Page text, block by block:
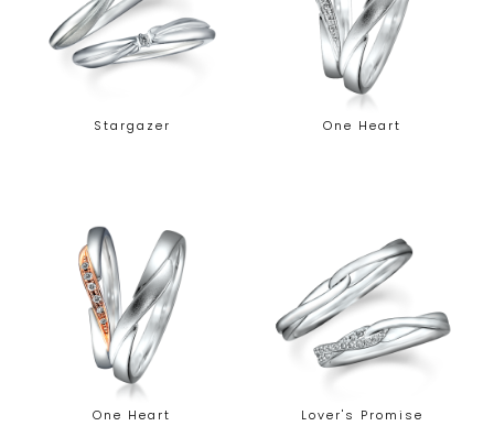
Stargazer One Heart
One Heart Lover's Promise